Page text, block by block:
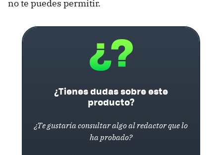
no te puedes permitir.
¿Tienes dudas sobre este
producto?
¿Te gustaría consultar algo al redactor que lo
ha probado?